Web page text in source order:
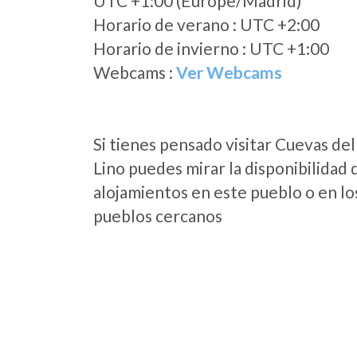
Horario de verano : UTC +2:00
Horario de invierno : UTC +1:00
Webcams : Ver Webcams
Si tienes pensado visitar Cuevas del
Lino puedes mirar la disponibilidad
alojamientos en este pueblo o en
pueblos cercanos